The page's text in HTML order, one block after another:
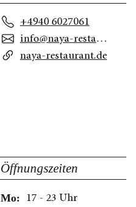
+4940 6027061
info@naya-restaurant.de
naya-restaurant.de
Öffnungszeiten
Mo: 17 - 23 Uhr